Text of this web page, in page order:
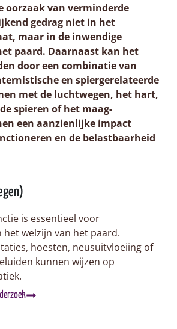
oorzaak van verminderde
gedrag niet in het
maar in de inwendige
paard. Daarnaast kan het
door een combinatie van
en spiergerelateerde
met de luchtwegen, het hart,
spieren of het maag-
een aanzienlijke impact
en de belastbaarheid
is essentieel voor
welzijn van het paard.
hoesten, neusuitvloeiing of
kunnen wijzen op